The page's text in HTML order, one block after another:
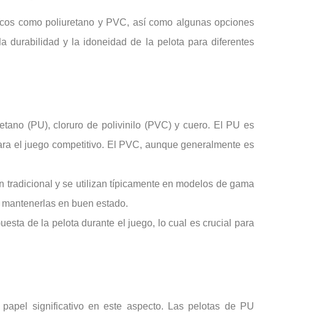
como poliuretano y PVC, así como algunas opciones
durabilidad y la idoneidad de la pelota para diferentes
(PU), cloruro de polivinilo (PVC) y cuero. El PU es
el juego competitivo. El PVC, aunque generalmente es
tradicional y se utilizan típicamente en modelos de gama
en buen estado.
de la pelota durante el juego, lo cual es crucial para
significativo en este aspecto. Las pelotas de PU